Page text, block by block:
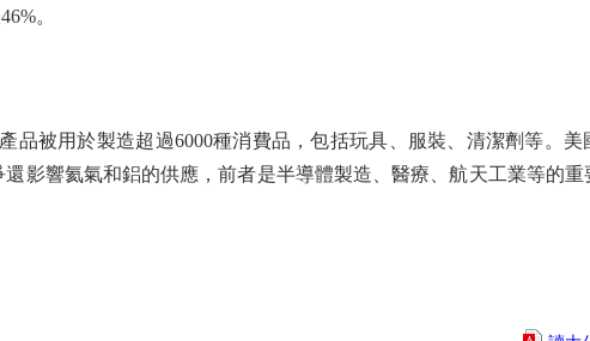
。
被用於製造超過6000種消費品，包括玩具、服裝、清潔劑等。美
影響氦氣和鋁的供應，前者是半導體製造、醫療、航天工業等的重